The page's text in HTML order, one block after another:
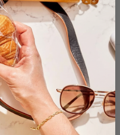
de chair animale. La
ses formes (viande